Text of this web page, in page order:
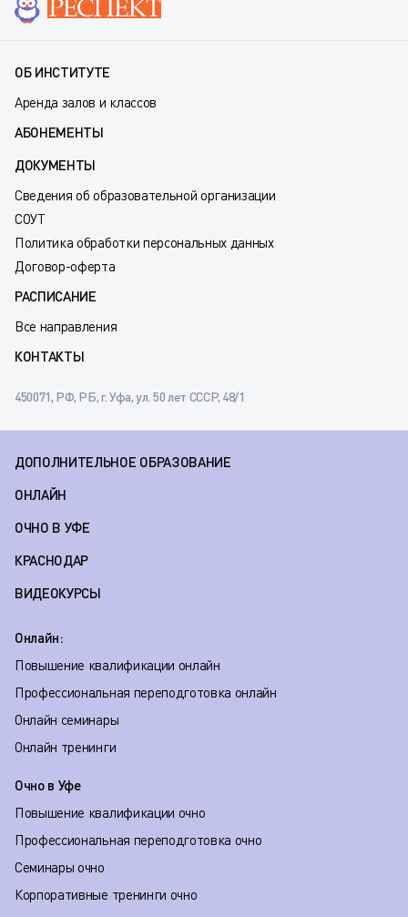
ОБ ИНСТИТУТЕ
Аренда залов и классов
АБОНЕМЕНТЫ
ДОКУМЕНТЫ
Сведения об образовательной организации
СОУТ
Политика обработки персональных данных
Договор-оферта
РАСПИСАНИЕ
Все направления
КОНТАКТЫ
450071, РФ, РБ, г. Уфа, ул. 50 лет СССР, 48/1
ДОПОЛНИТЕЛЬНОЕ ОБРАЗОВАНИЕ
ОНЛАЙН
ОЧНО В УФЕ
КРАСНОДАР
ВИДЕОКУРСЫ
Онлайн:
Повышение квалификации онлайн
Профессиональная переподготовка онлайн
Онлайн семинары
Онлайн тренинги
Очно в Уфе
Повышение квалификации очно
Профессиональная переподготовка очно
Семинары очно
Корпоративные тренинги очно